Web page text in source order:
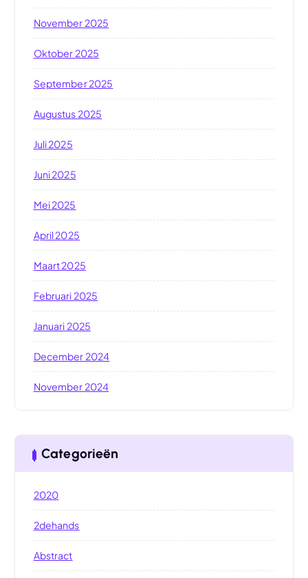
November 2025
Oktober 2025
September 2025
Augustus 2025
Juli 2025
Juni 2025
Mei 2025
April 2025
Maart 2025
Februari 2025
Januari 2025
December 2024
November 2024
Categorieën
2020
2dehands
Abstract